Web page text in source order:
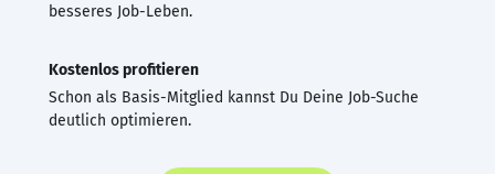
besseres Job-Leben.
Kostenlos profitieren
Schon als Basis-Mitglied kannst Du Deine Job-Suche
deutlich optimieren.